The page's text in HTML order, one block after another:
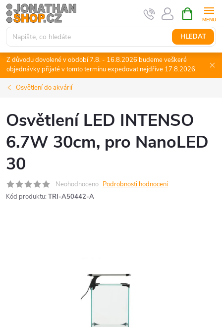
Přejít
na
obsah
HLEDAT
NÁKUPNÍ
KOŠÍK
Z důvodu dovolené v období 7.8. - 16.8.2026 budeme veškeré
objednávky přijaté v tomto termínu expedovat nejdříve 17.8.2026.
Osvětlení do akvárií
Osvětlení LED INTENSO
6.7W 30cm, pro NanoLED
30
Neohodnoceno Podrobnosti hodnocení
Kód produktu: TRI-A50442-A